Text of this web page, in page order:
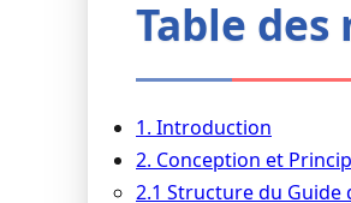
Table
1. Introduction
2. Conception et
2.1 Structure du